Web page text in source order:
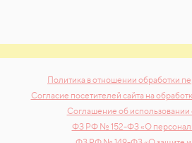
Политика в отношении обработки
Согласие посетителей сайта на
Соглашение об
ФЗ РФ № 152-ФЗ «О